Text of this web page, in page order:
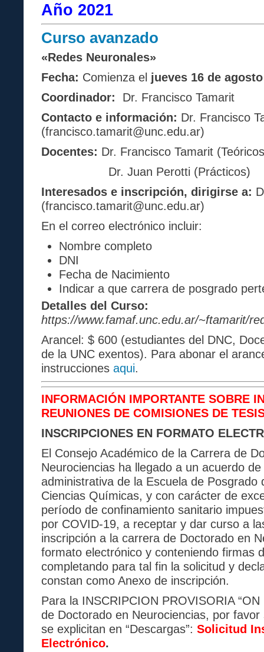
Año 2021
Curso avanzado
«Redes Neuronales»
Fecha: Comienza el jueves 16 de
Coordinador:
Dr. Francisco Tamarit
Contacto e información: Dr. Francisco
(francisco.tamarit@unc.edu.ar)
Docentes: Dr. Francisco Tamarit
Dr. Juan Perotti (Prácticos)
Interesados e inscripción, dirigirse a:
(francisco.tamarit@unc.edu.ar)
En el correo electrónico incluir:
Nombre completo
DNI
Fecha de Nacimiento
Indicar a que carrera de posgrado
Detalles del Curso:
https://www.famaf.unc.edu.ar/~ftamarit/
Arancel: $ 600 (estudiantes del DNC,
de la UNC exentos). Para abonar el
instrucciones aqui.
INFORMACIÓN IMPORTANTE SOBRE
REUNIONES DE COMISIONES DE
INSCRIPCIONES EN FORMATO ELECTR
El Consejo Académico de la Carrera de
Neurociencias ha llegado a un acuerdo
administrativa de la Escuela de Posgrado
Ciencias Químicas, y con carácter de
período de confinamiento sanitario
por COVID-19, a receptar y dar curso a
inscripción a la carrera de Doctorado en
formato electrónico y conteniendo firmas
completando para tal fin la solicitud y
constan como Anexo de inscripción.
Para la INSCRIPCION PROVISORIA
de Doctorado en Neurociencias, por
se explicitan en “Descargas”: Solicitud
Electrónico.